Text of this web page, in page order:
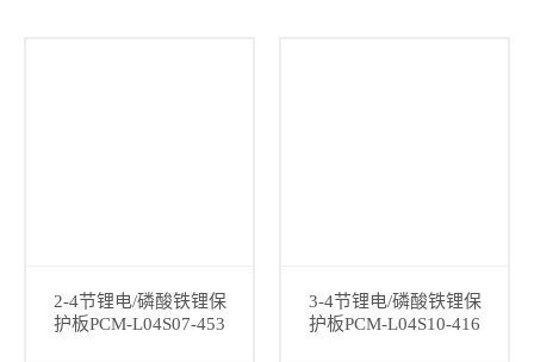
2-4节锂电/磷酸铁锂保
护板PCM-L04S07-453
3-4节锂电/磷酸铁锂保
护板PCM-L04S10-416